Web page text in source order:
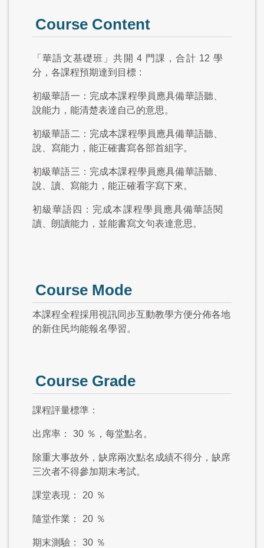
Course Content
「華語文基礎班」共開 4 門課，合計 12 學
分，各課程預期達到目標 :
初級華語一：完成本課程學員應具備華語聽、
說能力，能清楚表達自己的意思。
初級華語二：完成本課程學員應具備華語聽、
說、寫能力，能正確書寫各部首組字。
初級華語三：完成本課程學員應具備華語聽、
說、讀、寫能力，能正確看字寫下來。
初級華語四：完成本課程學員應具備華語閱
讀、朗讀能力，並能書寫文句表達意思。
Course Mode
本課程全程採用視訊同步互動教學方便分佈各地
的新住民均能報名學習。
Course Grade
課程評量標準：
出席率： 30 ％，每堂點名。
除重大事故外，缺席兩次點名成績不得分，缺席
三次者不得參加期末考試。
課堂表現： 20 ％
隨堂作業： 20 ％
期末測驗： 30 ％